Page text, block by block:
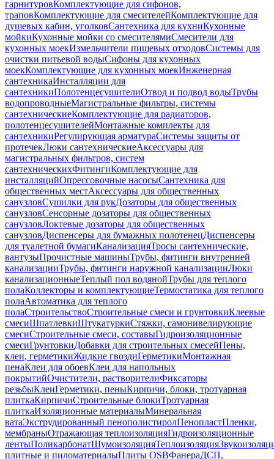
гарнитуровКомплектующие для сифонов,
траповКомплектующие для смесителейКомплектующие для
душевых кабин, уголковСантехника для кухниКухонные
мойкиКухонные мойки со смесителямиСмесители для
кухонных моекИзмельчители пищевых отходовСистемы для
очистки питьевой водыСифоны для кухонных
моекКомплектующие для кухонных моекИнженерная
сантехникаИнсталляции для
сантехникиПолотенцесушителиОтвод и подвод водыТрубы
водопроводныеМагистральные фильтры, системы
сантехническиеКомплектующие для радиаторов,
полотенцесушителейМонтажные комплекты для
сантехникиРегулирующая арматураСистемы защиты от
протечекЛюки сантехническиеАксессуары для
магистральных фильтров, систем
сантехническихФитингиКомплектующие для
инсталляцийОпрессовочные насосыСантехника для
общественных местАксессуары для общественных
санузловСушилки для рукДозаторы для общественных
санузловСенсорные дозаторы для общественных
санузловЛоктевые дозаторы для общественных
санузловДиспенсеры для бумажных полотенецДиспенсеры
для туалетной бумагиКанализацияТросы сантехнические,
вантузыПрочистные машиныТрубы, фитинги внутренней
канализацииТрубы, фитинги наружной канализацииЛюки
канализационныеТеплый пол водянойТрубы для теплого
полаКоллекторы и комплектующиеТермостатика для теплого
полаАвтоматика для теплого
полаСтроительствоСтроительные смеси и грунтовкиКлеевые
смесиШпатлевкиШтукатуркиСтяжки, самонивелирующие
смесиСтроительные смеси, составыГидроизоляционные
смесиГрунтовкиДобавки для строительных смесейПены,
клеи, герметикиЖидкие гвоздиГерметикиМонтажная
пенаКлеи для обоевКлеи для напольных
покрытийОчистители, растворителиФиксаторы
резьбыКлеиГерметики, пеныКирпичи, блоки, тротуарная
плиткаКирпичиСтроительные блокиТротуарная
плиткаИзоляционные материалыМинеральная
ватаЭкструдированный пенополистиролПенопластПленки,
мембраныОтражающая теплоизоляцияГидроизоляционные
лентыПоликарбонатШумоизоляцияТеплоизоляция
плитные и пиломатериалыПлиты OSBФанераДСП,